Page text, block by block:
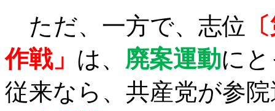
ただ、一方で、志位
作戦」 は、 廃案運動に
従来なら、共産党が参